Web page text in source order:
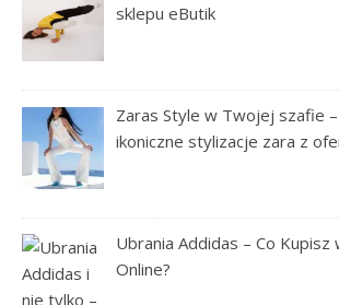
sklepu eButik
Zaras Style w Twojej szafie
ikoniczne stylizacje zara z
Ubrania Addidas – Co Kupisz
Online?